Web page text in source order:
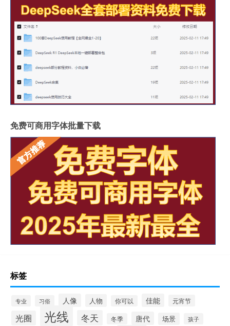
免费可商用字体批量下载
标签
专业 习俗 人像 人物 你可以 佳能 元宵节
光圈 光线 冬天 冬季 唐代 场景 孩子